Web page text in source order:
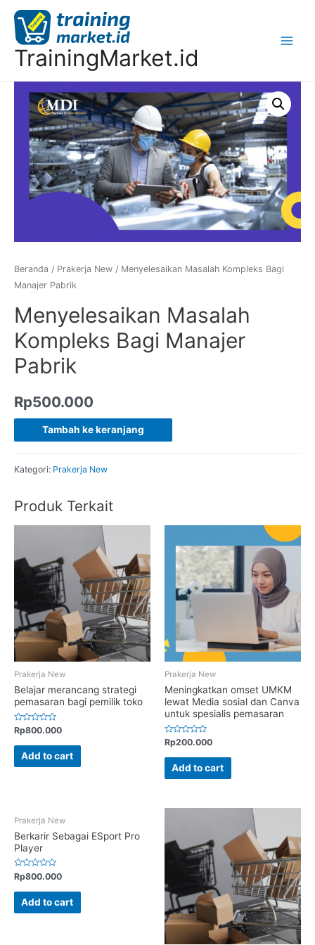
TrainingMarket.id
Beranda / Prakerja New / Menyelesaikan Masalah Kompleks Bagi
Manajer Pabrik
Menyelesaikan Masalah
Kompleks Bagi Manajer
Pabrik
Rp500.000
Tambah ke keranjang
Kategori: Prakerja New
Produk Terkait
Prakerja New
Belajar merancang strategi
pemasaran bagi pemilik toko
Dinilai
dari
Rp800.000
Add to cart
Prakerja New
Meningkatkan omset UMKM
lewat Media sosial dan Canva
untuk spesialis pemasaran
Dinilai
dari
Rp200.000
Add to cart
Prakerja New
Berkarir Sebagai ESport Pro
Player
Dinilai
0
dari
Rp800.000
Add to cart